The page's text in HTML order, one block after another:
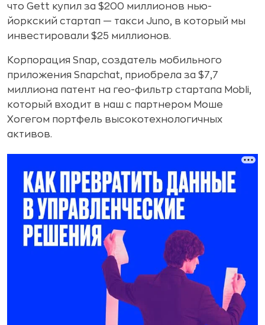
что Gett купил за $200 миллионов нью-
йоркский стартап — такси Juno, в который мы
инвестировали $25 миллионов.
Корпорация Snap, создатель мобильного
приложения Snapchat, приобрела за $7,7
миллиона патент на гео-фильтр стартапа Mobli,
который входит в наш с партнером Моше
Хогегом портфель высокотехнологичных
активов.